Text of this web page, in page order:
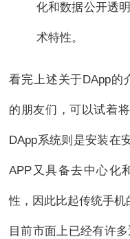
化和数据公开透
术特性。
看完上述关于DApp的
的朋友们，可以试着
DApp系统则是安装在
APP又具备去中心化
性，因此比起传统手机
目前市面上已经有许